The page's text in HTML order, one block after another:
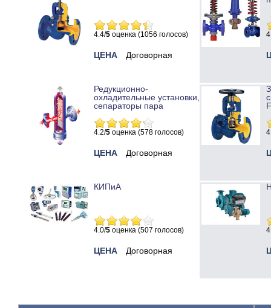
4.4/5 оценка (1056 голосов)
ЦЕНА Договорная
Редукционно-
охладительные установки,
сепараторы пара
4.2/5 оценка (578 голосов)
ЦЕНА Договорная
КИПиА
4.0/5 оценка (507 голосов)
ЦЕНА Договорная